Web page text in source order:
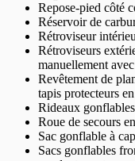
Repose-pied côté
Réservoir de
Rétroviseur
Rétroviseurs
manuellement
Revêtement de
tapis protecteurs
Rideaux
Roue de secours
Sac gonflable à
Sacs gonflables